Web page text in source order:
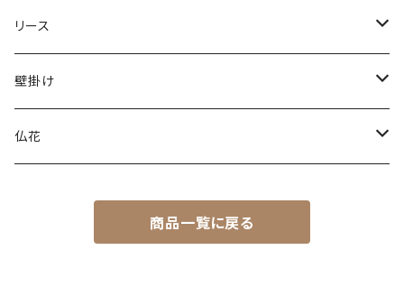
ドライフラワー
アーティフィシャルフラワー
プリザーブドフラワー
ドライフラワー
リース
プリザーブドフラワー
ドライフラワー
壁掛け
プリザーブドフラワー
アーティフィシャルフラワー
仏花
商品一覧に戻る